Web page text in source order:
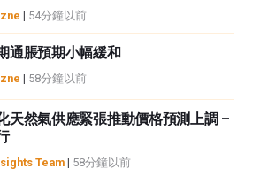
| 54分鐘以前
通脹預期小幅緩和
| 58分鐘以前
天然氣供應緊張推動價格預測上調 –
Team | 58分鐘以前